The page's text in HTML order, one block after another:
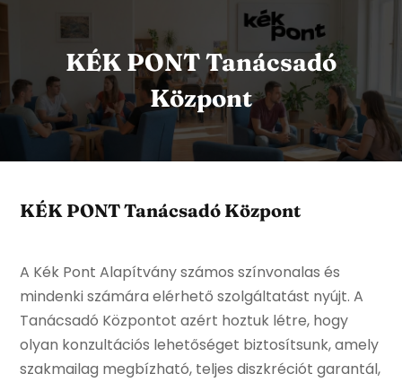
KÉK PONT Tanácsadó
Központ
KÉK PONT Tanácsadó Központ
A Kék Pont Alapítvány számos színvonalas és
mindenki számára elérhető szolgáltatást nyújt. A
Tanácsadó Központot azért hoztuk létre, hogy
olyan konzultációs lehetőséget biztosítsunk, amely
szakmailag megbízható, teljes diszkréciót garantál,